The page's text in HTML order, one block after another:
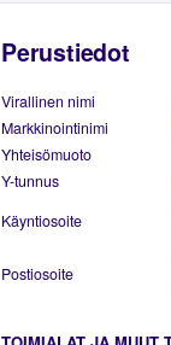
Perustiedot
Virallinen nimi
Markkinointinimi
Yhteisömuoto
Y-tunnus
Käyntiosoite
Postiosoite